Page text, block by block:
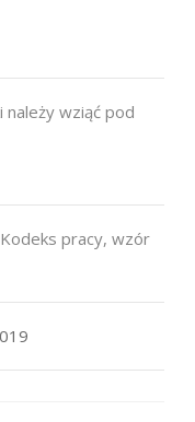
należy wziąć pod
pracy, wzór